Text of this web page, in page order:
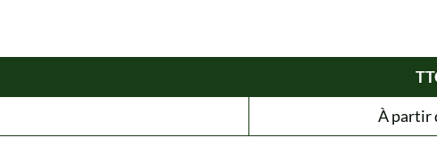
À partir